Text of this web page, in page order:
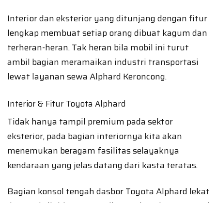
Interior dan eksterior yang ditunjang dengan fitur
lengkap membuat setiap orang dibuat kagum dan
terheran-heran. Tak heran bila mobil ini turut
ambil bagian meramaikan industri transportasi
lewat layanan sewa Alphard Keroncong.
Interior & Fitur Toyota Alphard
Tidak hanya tampil premium pada sektor
eksterior, pada bagian interiornya kita akan
menemukan beragam fasilitas selayaknya
kendaraan yang jelas datang dari kasta teratas.
Bagian konsol tengah dasbor Toyota Alphard lekat